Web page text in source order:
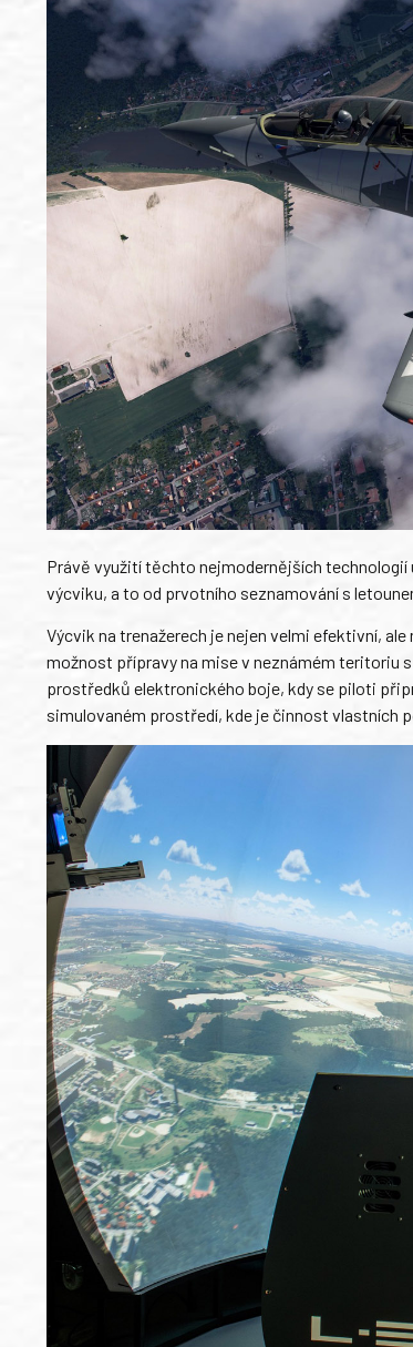
Právě využití těchto nejmodernějších
výcviku, a to od prvotního seznamování s
Výcvik na trenažerech je nejen velmi efektivní,
možnost přípravy na mise v neznámém teritoriu
prostředků elektronického boje, kdy se piloti
simulovaném prostředí, kde je činnost vlastních